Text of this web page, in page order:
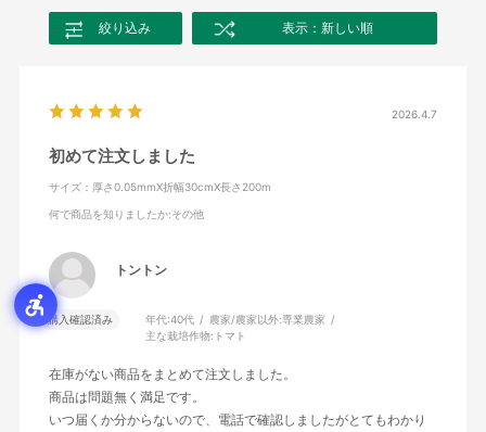
絞り込み 表示：新しい順
2026.4.7
初めて注文しました
サイズ：厚さ0.05mmX折幅30cmX長さ200m
何で商品を知りましたか:その他
トントン
購入確認済み 年代:40代 農家/農家以外:専業農家
主な栽培作物: トマト
在庫がない商品をまとめて注文しました。
商品は問題無く満足です。
いつ届くか分からないので、電話で確認しましたがとてもわかり